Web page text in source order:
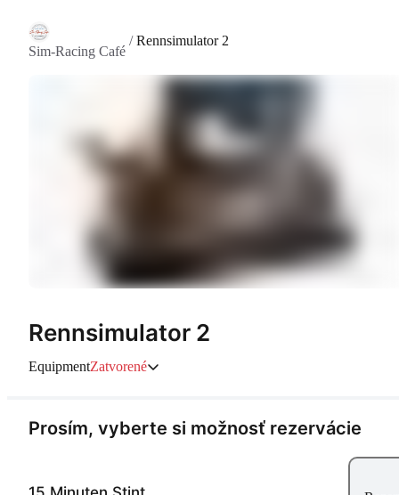
Sim-Racing Café
/Rennsimulator 2
Rennsimulator 2
EquipmentZatvorené
Prosím, vyberte si možnosť rezervácie